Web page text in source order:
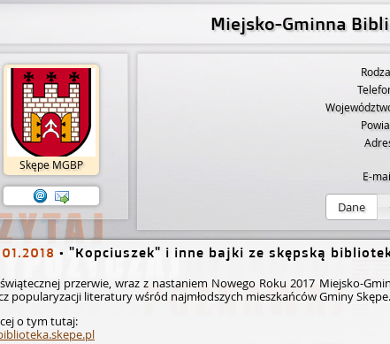
Miejsko-Gminna
Skępe MGBP
E-
Dane
• "Kopciuszek" i inne bajki ze skępską
przerwie, wraz z nastaniem Nowego Roku 2017 Miejsko-
popularyzacji literatury wśród najmłodszych mieszkańców Gminy Skępe.
o tym tutaj: